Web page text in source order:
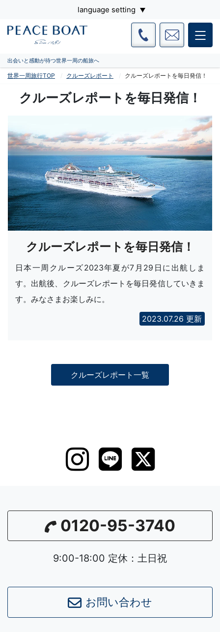
language setting
出会いと感動が待つ世界一周の船旅へ
世界一周旅行TOP クルーズレポート クルーズレポートを毎日発信！
クルーズレポートを毎日発信！
クルーズレポートを毎日発信！
日本一周クルーズ2023年夏が7月29日に出航しま
す。出航後、クルーズレポートを毎日発信していきま
す。みなさまお楽しみに。
2023.07.26 更新
クルーズレポート一覧
0120-95-3740
9:00-18:00 定休：土日祝
お問い合わせ